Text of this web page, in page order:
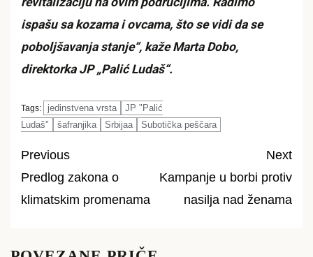
ispašu sa kozama i ovcama, što se vidi da se
poboljšavanja stanje“, kaže Marta Dobo,
direktorka JP „Palić Ludaš“.
Tags: jedinstvena vrsta
JP "Palić
Ludaš"
šafranjika Srbijaa Subotička peščara
Post
navigation
Previous
Predlog zakona o
klimatskim promenama
Next
Kampanje u borbi protiv
nasilja nad ženama